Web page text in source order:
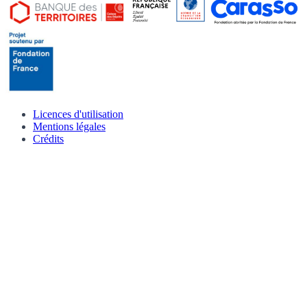
Licences d'utilisation
Mentions légales
Crédits